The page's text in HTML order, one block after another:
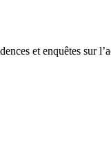
et enquêtes sur